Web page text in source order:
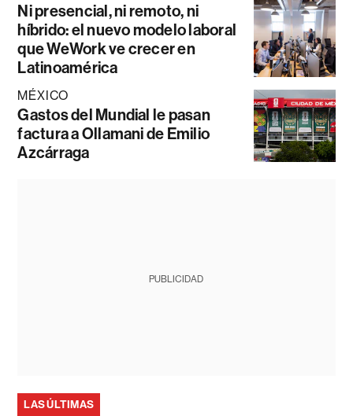
Ni presencial, ni remoto, ni
híbrido: el nuevo modelo laboral
que WeWork ve crecer en
Latinoamérica
MÉXICO
Gastos del Mundial le pasan
factura a Ollamani de Emilio
Azcárraga
PUBLICIDAD
LAS ÚLTIMAS